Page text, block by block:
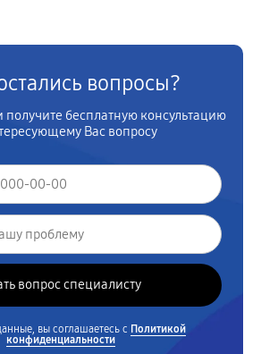
вопросы?
получите бесплатную консультацию
Вас вопросу
вы соглашаетесь с Политикой
конфиденциальности